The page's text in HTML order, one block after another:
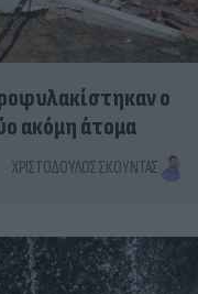
ο
ακόμη άτομα
ΧΡΙΣΤΌΔΟΥΛΟΣ ΣΚΟΎΝΤΑΣ